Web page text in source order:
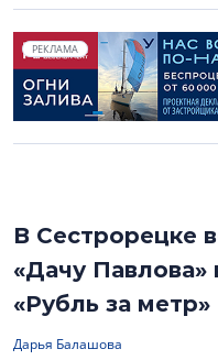
РЕКЛАМА
В Сестрорецке
«Дачу
«Рубль за метр»
Дарья Балашова